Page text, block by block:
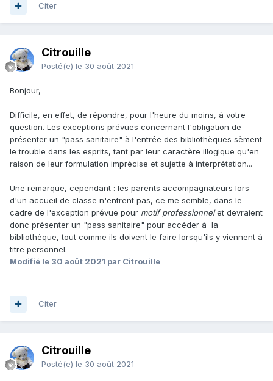
Citer
Citrouille
Posté(e) le 30 août 2021
Bonjour,
Difficile, en effet, de répondre, pour l'heure du moins, à votre
question. Les exceptions prévues concernant l'obligation de
présenter un "pass sanitaire" à l'entrée des bibliothèques sèment
le trouble dans les esprits, tant par leur caractère illogique qu'en
raison de leur formulation imprécise et sujette à interprétation...
Une remarque, cependant : les parents accompagnateurs lors
d'un accueil de classe n'entrent pas, ce me semble, dans le
cadre de l'exception prévue pour motif professionnelet devraient
donc présenter un "pass sanitaire" pour accéder à la
bibliothèque, tout comme ils doivent le faire lorsqu'ils y viennent à
titre personnel.
Modifié le 30 août 2021 par Citrouille
Citer
Citrouille
Posté(e) le 30 août 2021